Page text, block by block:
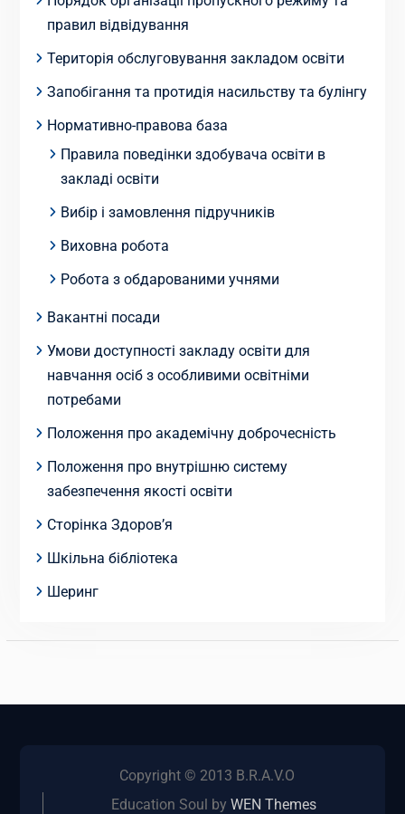
правил відвідування
Територія обслуговування закладом освіти
Запобігання та протидія насильству та булінгу
Нормативно-правова база
Правила поведінки здобувача освіти в
закладі освіти
Вибір і замовлення підручників
Виховна робота
Робота з обдарованими учнями
Вакантні посади
Умови доступності закладу освіти для
навчання осіб з особливими освітніми
потребами
Положення про академічну доброчесність
Положення про внутрішню систему
забезпечення якості освіти
Сторінка Здоров’я
Шкільна бібліотека
Шеринг
Copyright © 2013 B.R.A.V.O
Education Soul byWEN Themes